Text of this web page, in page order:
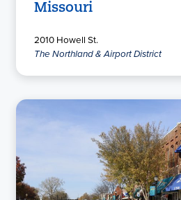
Missouri
2010 Howell St.
The Northland & Airport District